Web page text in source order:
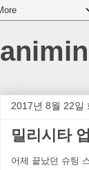
2017년 8월 22일
밀리시타
어제 끝났던 슈팅